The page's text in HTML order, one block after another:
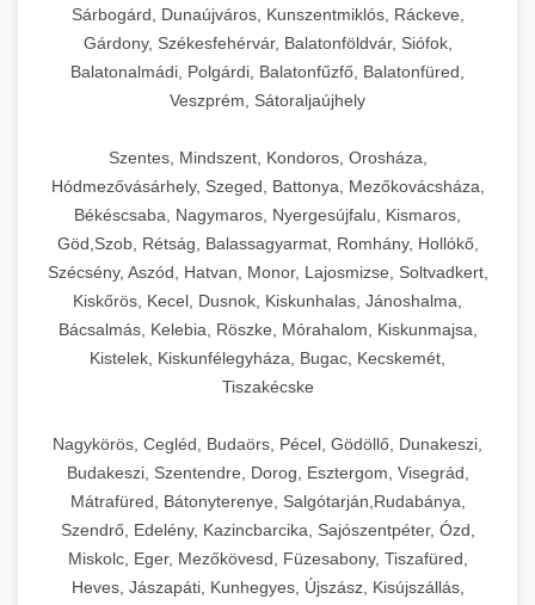
Sárbogárd, Dunaújváros, Kunszentmiklós, Ráckeve,
Gárdony, Székesfehérvár, Balatonföldvár, Siófok,
Balatonalmádi, Polgárdi, Balatonfűzfő, Balatonfüred,
Veszprém, Sátoraljaújhely
Szentes, Mindszent, Kondoros, Orosháza,
Hódmezővásárhely, Szeged, Battonya, Mezőkovácsháza,
Békéscsaba, Nagymaros, Nyergesújfalu, Kismaros,
Göd,Szob, Rétság, Balassagyarmat, Romhány, Hollókő,
Szécsény, Aszód, Hatvan, Monor, Lajosmizse, Soltvadkert,
Kiskőrös, Kecel, Dusnok, Kiskunhalas, Jánoshalma,
Bácsalmás, Kelebia, Röszke, Mórahalom, Kiskunmajsa,
Kistelek, Kiskunfélegyháza, Bugac, Kecskemét,
Tiszakécske
Nagykörös, Cegléd, Budaörs, Pécel, Gödöllő, Dunakeszi,
Budakeszi, Szentendre, Dorog, Esztergom, Visegrád,
Mátrafüred, Bátonyterenye, Salgótarján,Rudabánya,
Szendrő, Edelény, Kazincbarcika, Sajószentpéter, Ózd,
Miskolc, Eger, Mezőkövesd, Füzesabony, Tiszafüred,
Heves, Jászapáti, Kunhegyes, Újszász, Kisújszállás,